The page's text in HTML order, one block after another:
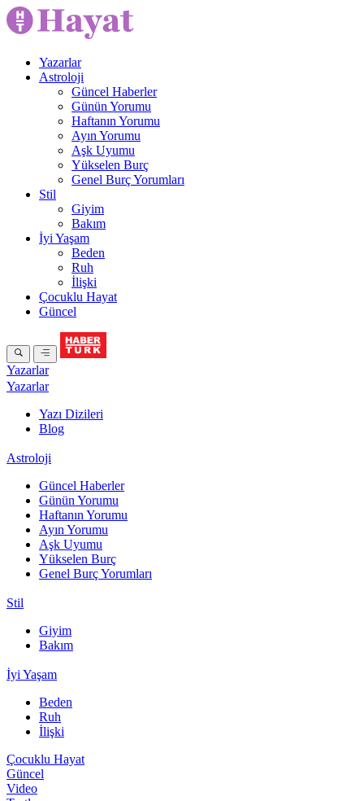
Yazarlar
Astroloji
Güncel Haberler
Günün Yorumu
Haftanın Yorumu
Ayın Yorumu
Aşk Uyumu
Yükselen Burç
Genel Burç Yorumları
Stil
Giyim
Bakım
İyi Yaşam
Beden
Ruh
İlişki
Çocuklu Hayat
Güncel
Yazarlar
Yazarlar
Yazı Dizileri
Blog
Astroloji
Güncel Haberler
Günün Yorumu
Haftanın Yorumu
Ayın Yorumu
Aşk Uyumu
Yükselen Burç
Genel Burç Yorumları
Stil
Giyim
Bakım
İyi Yaşam
Beden
Ruh
İlişki
Çocuklu Hayat
Güncel
Video